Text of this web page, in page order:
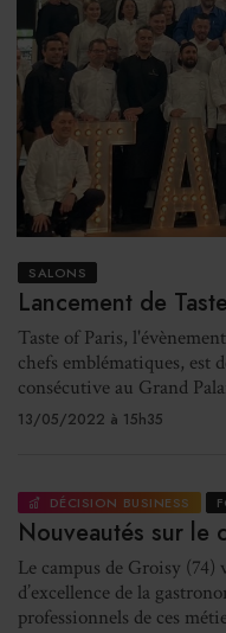
SALONS
Lancement de
Taste of Paris,
chefs emblématiques, est
consécutive au Grand
13/05/2022 à 15h35
DÉCISION BUSINESS
Nouveautés sur le
Le campus de Groisy (74)
d’excellence de la
professionnels de ces